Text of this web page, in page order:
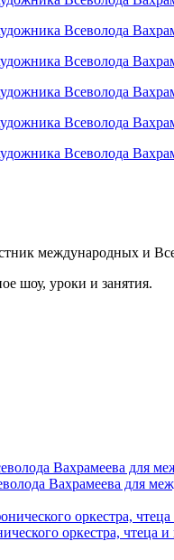
международных и
шоу, уроки и занятия.
Вахрамеева для
оркестра, чтеца